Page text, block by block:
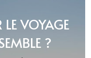
LE VOYAGE
?